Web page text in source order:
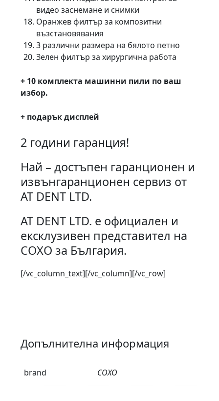
видео заснемане и снимки
Оранжев филтър за композитни
възстановявания
3 различни размера на бялото петно
Зелен филтър за хирургична работа
+ 10 комплекта машинни пили по ваш
избор.
+ подарък дисплей
2 години гаранция!
Най – достъпен гаранционен и
извънгаранционен сервиз от
AT DENT LTD.
АТ DENT LTD. е официален и
ексклузивен представител на
COXO за България.
[/vc_column_text][/vc_column][/vc_row]
Допълнителна информация
brand COXO